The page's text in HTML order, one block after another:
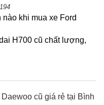
khi mua xe Ford
H700 cũ chất lượng,